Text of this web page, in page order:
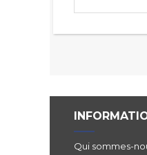
Qui sommes-